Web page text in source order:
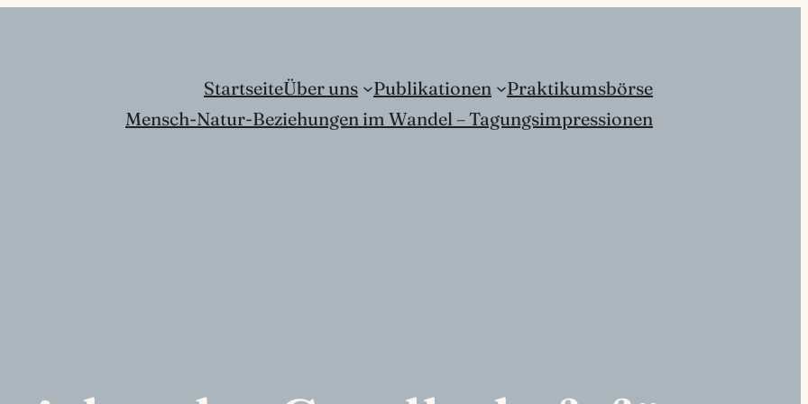
StartseiteÜber uns Publikationen
Praktikumsbörse
Mensch-Natur-Beziehungen im Wandel – Tagungsimpressionen